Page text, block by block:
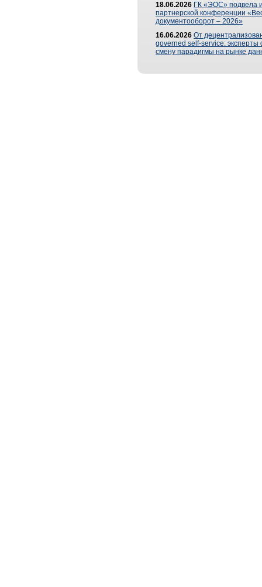
18.06.2026 ГК «ЭОС» подвела
партнерской конференции
документооборот – 2026»
16.06.2026 От
governed self-service: эксперты
смену парадигмы на рынке